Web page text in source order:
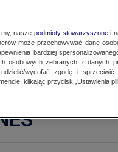
nasze podmioty stowarzyszonei
może przechowywać dane
bardziej
osobowych zebranych z danych
wycofać zgodę i
klikając przycisk „Ustawienia